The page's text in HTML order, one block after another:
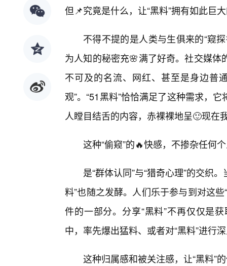
但📌究竟是什么，让“黑料”拥有如此巨
不得不提的是人类与生俱来的“窥
为人知的秘密充🌸满了好奇。社交媒
不可及的名流、网红、甚至是身边普
观”。“51黑料”恰恰满足了这种需求，
人瞠目结舌的内容，赤裸裸地呈🙂现在
这种“偷窥”的🔥快感，不掺杂任何
是“群体认同”与“猎奇心理”的交织
料”也随之发酵。人们乐于参与到对这
件的一部分。分享“黑料”不再仅仅是
中，率先爆出猛料、或者对“黑料”进行
这种归属感和被关注感，让“黑料”